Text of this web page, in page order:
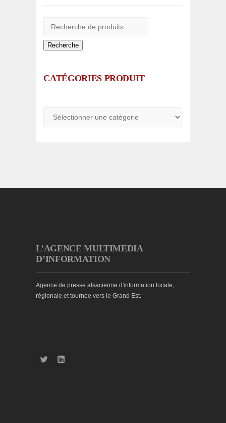
Recherche
CATÉGORIES PRODUIT
L’AGENCE MULTIMEDIA
D’INFORMATION
Agence de presse alsacienne d'information locale,
régionale et tournée vers le Grand Est.